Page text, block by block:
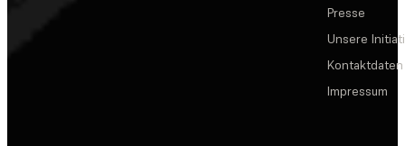
Presse
Unsere
Kontaktdaten
Impressum